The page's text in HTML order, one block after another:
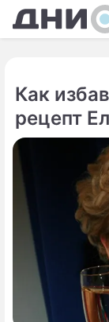
Как
рецепт